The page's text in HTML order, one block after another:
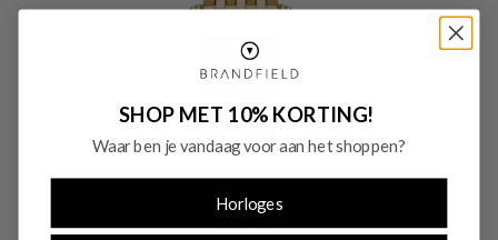
SHOP MET 10% KORTING!
Waar ben je vandaag voor aan het shoppen?
Horloges